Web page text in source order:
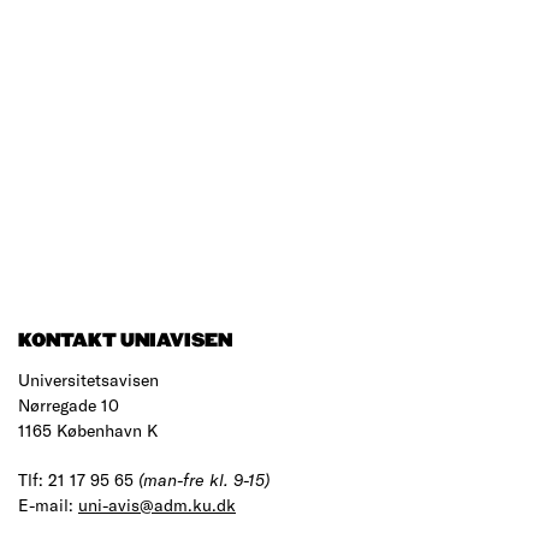
KONTAKT UNIAVISEN
Universitetsavisen
Nørregade 10
1165 København K
Tlf: 21 17 95 65 (man-fre kl. 9-15)
E-mail: uni-avis@adm.ku.dk